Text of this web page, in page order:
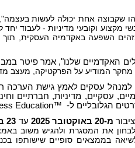
שקבוצה אחת יכולה לעשות בעצמה",
מקצוע וקובעי מדיניות - לעבוד
השפעה באקדמיה העסקית,
האקדמיים שלנו", אמר פיטר
המודיע על הפרקטיקה, מעצב
עסקים לאמץ גישת הערכה
עסקיים, מדיניות, חברתיים
Education™
מ-20 באוקטובר 2025 עד 23 בינואר 2026
לבחון את המסגרת ולהגיש משוב
בממצאים סופיים שישותפו